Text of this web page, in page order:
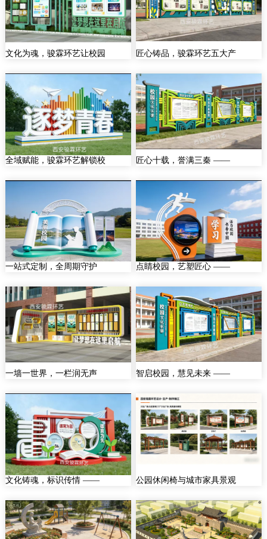
文化为魂，骏霖环艺让校园 匠心铸品，骏霖环艺五大产
全域赋能，骏霖环艺解锁校 匠心十载，誉满三秦 ——
一站式定制，全周期守护 点睛校园，艺塑匠心 ——
一墙一世界，一栏润无声 智启校园，慧见未来 ——
文化铸魂，标识传情 —— 公园休闲椅与城市家具景观